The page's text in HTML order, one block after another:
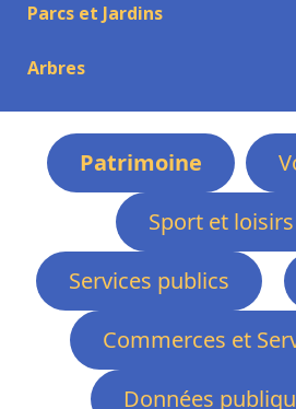
Parcs et Jardins
Arbres
Patrimoine
Sport et loisirs
Services publics
Commerces et
Données